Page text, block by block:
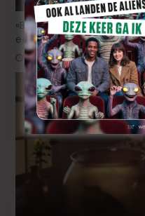
«Bucking Fastard»:
een fictiefilm!
3 uur ago